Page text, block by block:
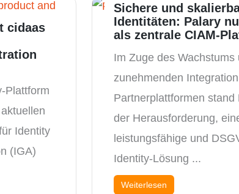
cidaas
Plattform
Identity
(IGA)
Sichere und
Identitäten: Palary
als zentrale CIAM-
Im Zuge des Wachstums
zunehmenden
Partnerplattformen stand
der Herausforderung,
leistungsfähige und
Identity-Lösung ...
Weiterlesen